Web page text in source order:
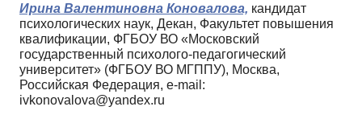
Ирина Валентиновна Коновалова, кандидат
психологических наук, Декан, Факультет повышения
квалификации, ФГБОУ ВО «Московский
государственный психолого-педагогический
университет» (ФГБОУ ВО МГППУ), Москва,
Российская Федерация, e-mail:
ivkonovalova@yandex.ru